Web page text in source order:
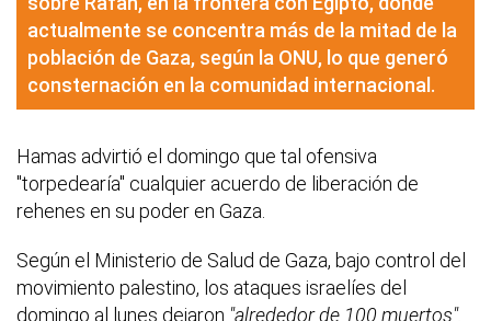
actualmente se concentra más de la mitad de la
población de Gaza, según la ONU, lo que generó
consternación en la comunidad internacional.
Hamas advirtió el domingo que tal ofensiva
"torpedearía" cualquier acuerdo de liberación de
rehenes en su poder en Gaza.
Según el Ministerio de Salud de Gaza, bajo control del
movimiento palestino, los ataques israelíes del
domingo al lunes dejaron "alrededor de 100 muertos".